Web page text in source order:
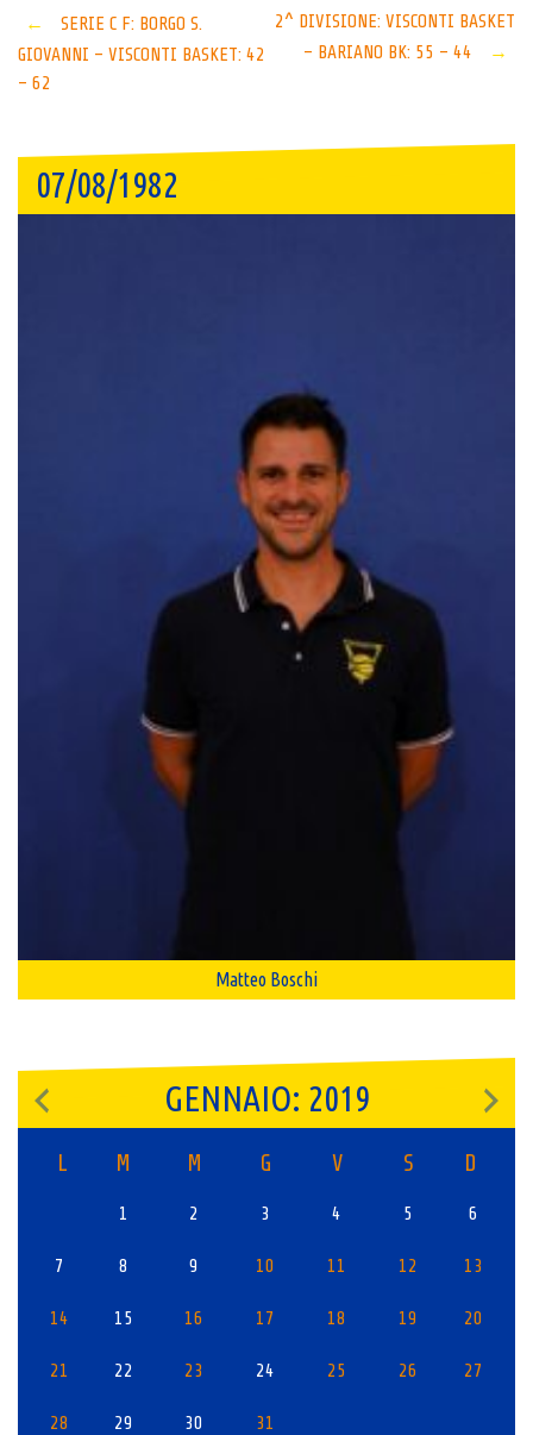
Post
navigation
←
SERIE C F: BORGO S.
GIOVANNI – VISCONTI BASKET: 42
– 62
2^ DIVISIONE: VISCONTI BASKET
– BARIANO BK: 55 – 44
→
07/08/1982
Matteo Boschi
GENNAIO: 2019
L M M G V S D
1 2 3 4 5 6
7 8 9 10 11 12 13
14 15 16 17 18 19 20
21 22 23 24 25 26 27
28 29 30 31